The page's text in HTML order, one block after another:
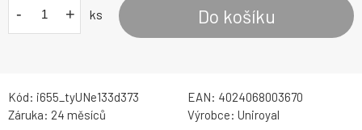
- + ks Do košíku
Kód: i655_tyUNe133d373 EAN: 4024068003670
Záruka: 24 měsíců Výrobce: Uniroyal